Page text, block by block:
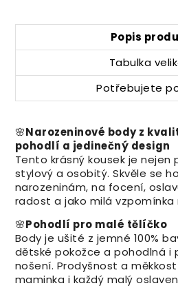
Popis
Tabulka
Potřebujete
🌸Narozeninové body z
pohodlí a jedinečný design
Tento krásný kousek je nejen
stylový a osobitý. Skvěle se
narozeninám, na focení,
radost a jako milá vzpomínka
🌸Pohodlí pro malé tělíčko
Body je ušité z jemné 100%
dětské pokožce a pohodlná i
nošení. Prodyšnost a
maminka i každý malý